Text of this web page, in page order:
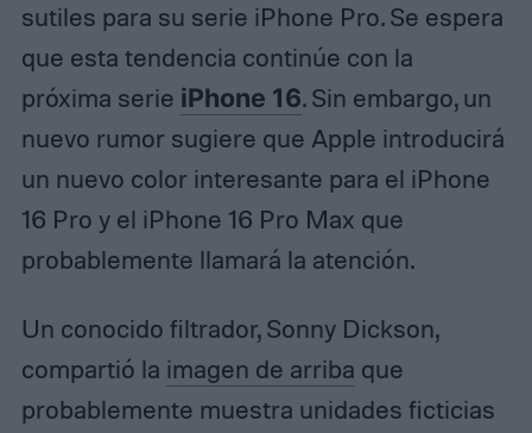
sutiles para su serie iPhone Pro. Se espera
que esta tendencia continúe con la
próxima serie iPhone 16. Sin embargo, un
nuevo rumor sugiere que Apple introducirá
un nuevo color interesante para el iPhone
16 Pro y el iPhone 16 Pro Max que
probablemente llamará la atención.
Un conocido filtrador, Sonny Dickson,
compartió la imagen de arriba que
probablemente muestra unidades ficticias